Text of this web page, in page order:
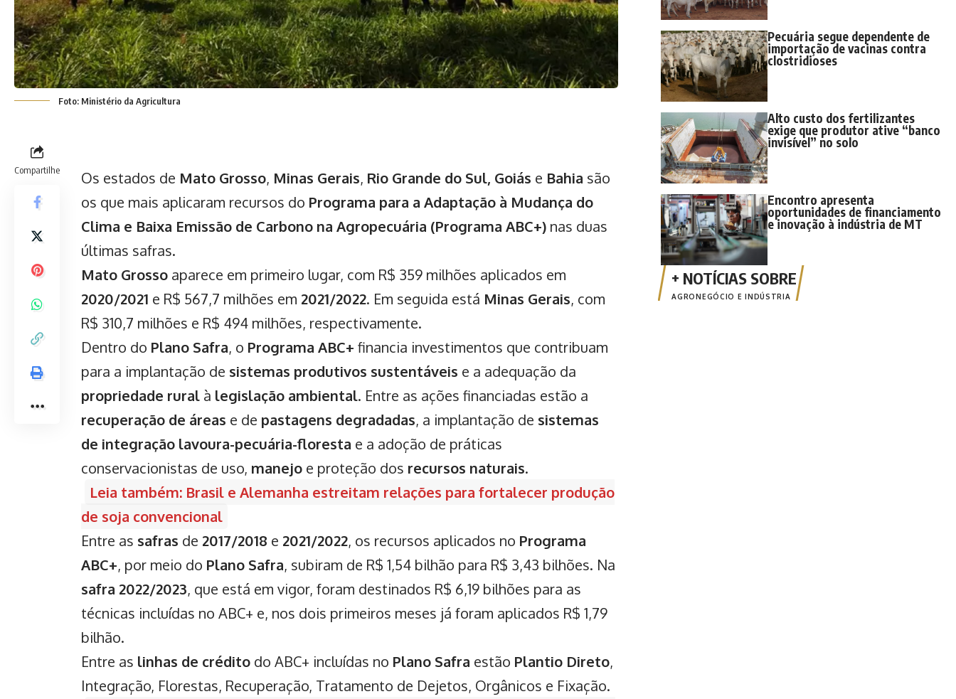
Foto: Ministério da Agricultura
Compartilhe Os estados de Mato Grosso, Minas Gerais, Rio Grande do Sul, Goiás e Bahia são
os que mais aplicaram recursos do Programa para a Adaptação à Mudança do
Clima e Baixa Emissão de Carbono na Agropecuária (Programa ABC+) nas duas
últimas safras.
Mato Grosso aparece em primeiro lugar, com R$ 359 milhões aplicados em
2020/2021 e R$ 567,7 milhões em 2021/2022. Em seguida está Minas Gerais, com
R$ 310,7 milhões e R$ 494 milhões, respectivamente.
Dentro do Plano Safra, o Programa ABC+ financia investimentos que contribuam
para a implantação de sistemas produtivos sustentáveis e a adequação da
propriedade rural à legislação ambiental. Entre as ações financiadas estão a
recuperação de áreas e de pastagens degradadas, a implantação de sistemas
de integração lavoura-pecuária-floresta e a adoção de práticas
conservacionistas de uso, manejo e proteção dos recursos naturais.
Leia também: Brasil e Alemanha estreitam relações para fortalecer produção
de soja convencional
Entre as safras de 2017/2018 e 2021/2022, os recursos aplicados no Programa
ABC+, por meio do Plano Safra, subiram de R$ 1,54 bilhão para R$ 3,43 bilhões. Na
safra 2022/2023, que está em vigor, foram destinados R$ 6,19 bilhões para as
técnicas incluídas no ABC+ e, nos dois primeiros meses já foram aplicados R$ 1,79
bilhão.
Entre as linhas de crédito do ABC+ incluídas no Plano Safra estão Plantio Direto,
Integração, Florestas, Recuperação, Tratamento de Dejetos, Orgânicos e Fixação.
Pecuária segue dependente de
importação de vacinas contra
clostridioses
Alto custo dos fertilizantes
exige que produtor ative “banco
invisível” no solo
Encontro apresenta
oportunidades de financiamento
e inovação à indústria de MT
AGRONEGÓCIO E INDÚSTRIA